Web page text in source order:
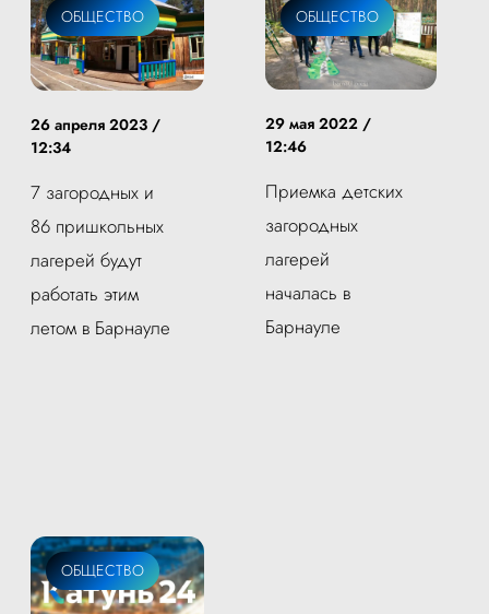
ОБЩЕСТВО
26 апреля 2023 /
12:34
7 загородных и
86 пришкольных
лагерей будут
работать этим
летом в Барнауле
ОБЩЕСТВО
29 мая 2022 /
12:46
Приемка детских
загородных
лагерей
началась в
Барнауле
ОБЩЕСТВО